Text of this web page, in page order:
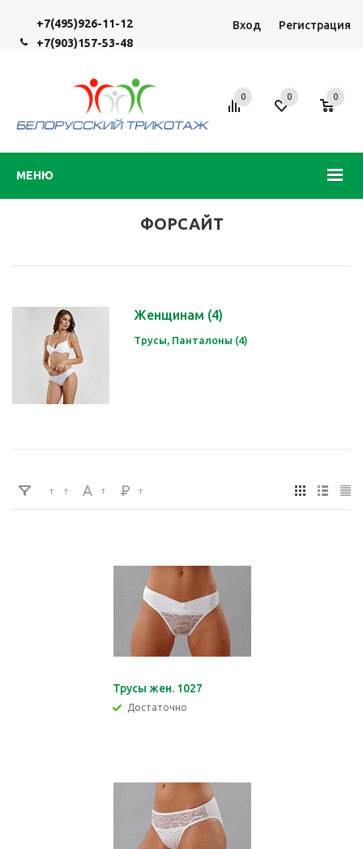
+7(495)926-11-12
+7(903)157-53-48
Вход Регистрация
МЕНЮ
0 0 0
ФОРСАЙТ
Женщинам (4)
Трусы, Панталоны (4)
Трусы жен. 1027
Достаточно